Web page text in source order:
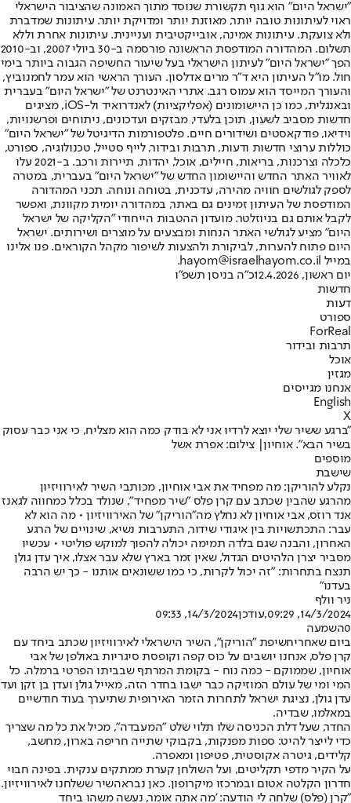
"ישראל היום" הוא גוף תקשורת שנוסד מתוך האמונה שהציבור הישראלי
ראוי לעיתונות טובה יותר, מאוזנת יותר ומדויקת יותר. עיתונות שמדברת
ולא צועקת. עיתונות אמינה, אובייקטיבית ועניינית. עיתונות אחרת וללא
תשלום. המהדורה המודפסת הראשונה פורסמה ב-30 ביולי 2007, וב-2010
הפך "ישראל היום" לעיתון הישראלי בעל שיעור החשיפה הגבוה ביותר בימי
חול. מו"ל העיתון היא ד"ר מרים אדלסון. העורך הראשי הוא עמר לחמנוביץ,
והעורך המייסד הוא עמוס רגב. אתרי האינטרנט של "ישראל היום" בעברית
ובאנגלית, כמו כן היישומונים (אפליקציות) לאנדרואיד ול-iOS, מציגים
חדשות מסביב לשעון, תוכן בלעדי, מבזקים ועדכונים, ניתוחים ופרשנויות,
וידיאו, פודקאסטים ושידורים חיים. פלטפורמות הדיגיטל של "ישראל היום"
כוללות ערוצי חדשות ודעות, תרבות ובידור, לייף סטייל, טכנולוגיה, ספורט,
כלכלה וצרכנות, בריאות, חיילים, אוכל, יהדות, תיירות ורכב. ב-2021 עלו
לאוויר האתר החדש והיישומון החדש של "ישראל היום" בעברית, במטרה
לספק לגולשים חוויה מהירה, עדכנית, בטוחה ונוחה. תכני המהדורה
המודפסת של העיתון זמינים גם באתר, במהדורה יומית מקוונת, ואפשר
לקבל אותם גם בניוזלטר. מועדון ההטבות הייחודי "הקליקה של ישראל
היום" מציע לגולשי האתר הנחות ומבצעים על מוצרים ושירותים. ישראל
היום פתוח להערות, לביקורת ולהצעות לשיפור מקהל הקוראים. פנו אלינו
במייל hayom@israelhayom.co.il.
יום ראשון, 12.4.2026
כ"ה בניסן תשפ"ו
חדשות
דעות
ספורט
ForReal
תרבות ובידור
אוכל
מגזין
אנחנו מגייסים
English
X
"ברגע ששיר שלי יוצא לרדיו אני לא בודק כמה הוא מצליח, כי אני כבר עסוק
בשיר הבא". אוחיון| צילום: אפרת אשל
מוספים
שישבת
נקלע להוריקן: מה מפחיד את אבי אוחיון, מכותבי השיר לאירוויזיון
מהרגע שהבין שכתב עם קרן פלס "שיר מפחיד", שנולד בכלל כמחווה לגאנז
אנד רוזס, אבי אוחיון לא נחלץ מה"הוריקן" של האירוויזיון • מה הוא לא
עבר: התכתשויות בין איגודי שידור, התערבות נשיא, שינויים של הרגע
האחרון, והבנה שגם בלדה תמימה יכולה להפוך למוקש פוליטי • עכשיו
מסביר יצרן הלהיטים הגדול, שאין זמר בארץ שלא עבר אצלו, איך עדן גולן
תנצח בתחרות: "זה יכול לקרות, כי כמו ששונאים אותנו - כך יש הרבה
בעדנו"
ניר וולף
14/3/2024, 09:29
,עודכן14/3/2024, 09:33
0השמעה
ביום שאחריחשיפת "הוריקן", השיר הישראלי לאירוויזיון שכתב ביחד עם
קרן פלס, אנחנו יושבים על כוס קפה וקופסת סיגריות באולפן של אבי
אוחיון, שממוקם - כמה נוח - בקומת המרתף שבביתו הפרטי ברמלה. כל
המי ומי של עולם המוזיקה כבר ישבו בחדר הזה, מאייל גולן ועדן בן זקן ועד
עדן גולן, נציגת ישראל לתחרות הזמר האירופית שתיערך בעוד חודשיים
במאלמו, שבדיה.
החדר, שעל דלת הכניסה שלו תלוי שלט "המעבדה", מכיל את כל מה שצריך
כדי לייצר להיט: ספות מפנקות, בקבוקי שתייה חריפה בארון, מחשב,
קלידים, גיטרה אקוסטית, פטיפון ומאפרה.
על הקיר מדפי תקליטים, ועל השולחן קערת ממתקים ענקית. בפינה חבוי
חדרון הקלטה אטום ובמרכזו מיקרופון. כאן נבראהשיר ששלחנו לאירוויזיון.
"קרן (פלס) שלחה לי הודעה: 'מה אתה אומר, נעשה משהו ביחד